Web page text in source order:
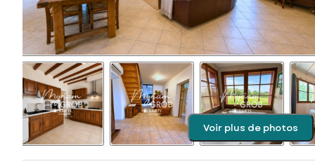
Voir plus de photos